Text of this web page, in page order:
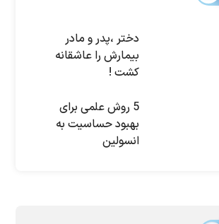
دختر ،پدر و مادر
بیمارش را عاشقانه
کشت !
5 روش علمی برای
بهبود حساسیت به
انسولین